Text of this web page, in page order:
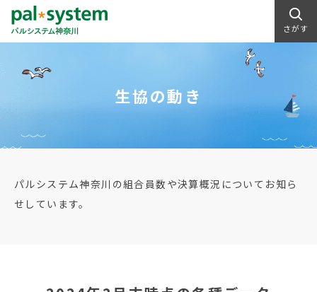
さがす
生協の動き
パルシステム神奈川の組合員数や決算概況についてお知ら
せしています。